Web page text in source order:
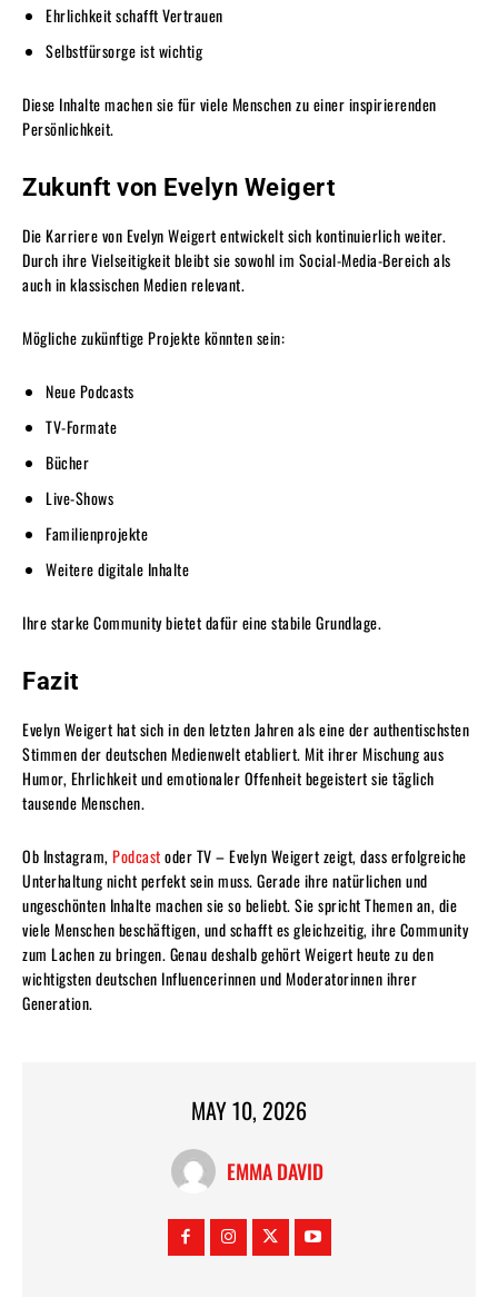
Ehrlichkeit schafft Vertrauen
Selbstfürsorge ist wichtig
Diese Inhalte machen sie für viele Menschen zu einer inspirierenden
Persönlichkeit.
Zukunft von Evelyn Weigert
Die Karriere von Evelyn Weigert entwickelt sich kontinuierlich weiter.
Durch ihre Vielseitigkeit bleibt sie sowohl im Social-Media-Bereich als
auch in klassischen Medien relevant.
Mögliche zukünftige Projekte könnten sein:
Neue Podcasts
TV-Formate
Bücher
Live-Shows
Familienprojekte
Weitere digitale Inhalte
Ihre starke Community bietet dafür eine stabile Grundlage.
Fazit
Evelyn Weigert hat sich in den letzten Jahren als eine der authentischsten
Stimmen der deutschen Medienwelt etabliert. Mit ihrer Mischung aus
Humor, Ehrlichkeit und emotionaler Offenheit begeistert sie täglich
tausende Menschen.
Ob Instagram, Podcastoder TV – Evelyn Weigert zeigt, dass erfolgreiche
Unterhaltung nicht perfekt sein muss. Gerade ihre natürlichen und
ungeschönten Inhalte machen sie so beliebt. Sie spricht Themen an, die
viele Menschen beschäftigen, und schafft es gleichzeitig, ihre Community
zum Lachen zu bringen. Genau deshalb gehört Weigert heute zu den
wichtigsten deutschen Influencerinnen und Moderatorinnen ihrer
Generation.
MAY 10, 2026
EMMA DAVID